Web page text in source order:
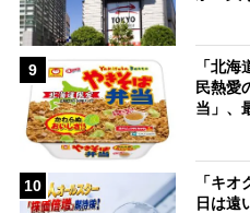
9
「北
民熱愛
当」、
10
「キ
日は遠